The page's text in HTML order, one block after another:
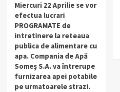
Miercuri 22 Aprilie se vor
efectua lucrari
PROGRAMATE de
intretinere la reteaua
publica de alimentare cu
apa. Compania de Apă
Someș S.A. va întrerupe
furnizarea apei potabile
pe urmatoarele strazi.